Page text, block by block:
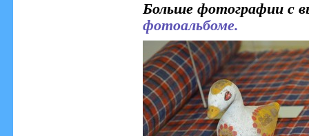
Больше фотографии с
фотоальбоме.